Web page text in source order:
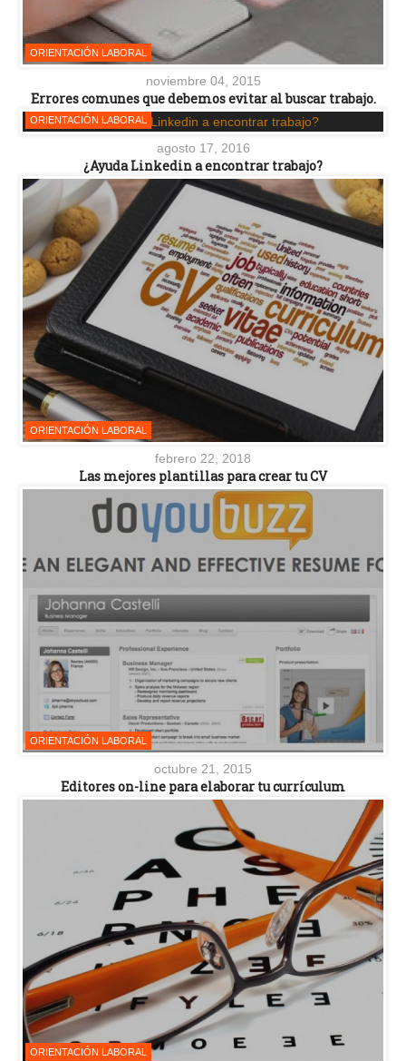
ORIENTACIÓN LABORAL
noviembre 04, 2015
Errores comunes que debemos evitar al buscar trabajo.
ORIENTACIÓN LABORAL
agosto 17, 2016
¿Ayuda Linkedin a encontrar trabajo?
ORIENTACIÓN LABORAL
febrero 22, 2018
Las mejores plantillas para crear tu CV
ORIENTACIÓN LABORAL
octubre 21, 2015
Editores on-line para elaborar tu currículum
ORIENTACIÓN LABORAL